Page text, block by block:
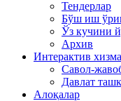
Тендерлар
Бўш иш
Ўз кучини
Архив
Интерактив
Савол-
Давлат
Алоқалар